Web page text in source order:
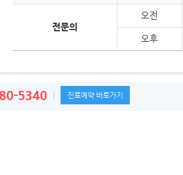
전문의
오전
오후
5340 진료예약 바로가기